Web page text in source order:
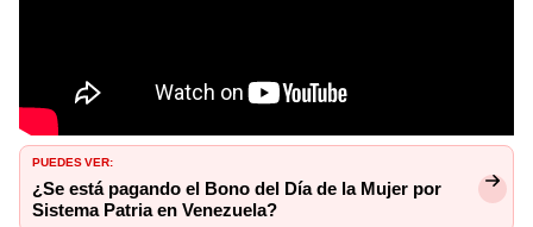
PUEDES VER:
¿Se está pagando el Bono del Día de la Mujer por
Sistema Patria en Venezuela?